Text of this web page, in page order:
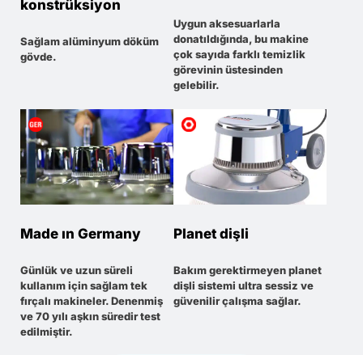
konstrüksiyon
Sağlam alüminyum döküm
gövde.
Uygun aksesuarlarla
donatıldığında, bu makine
çok sayıda farklı temizlik
görevinin üstesinden
gelebilir.
Made ın Germany
Günlük ve uzun süreli
kullanım için sağlam tek
fırçalı makineler. Denenmiş
ve 70 yılı aşkın süredir test
edilmiştir.
Planet dişli
Bakım gerektirmeyen planet
dişli sistemi ultra sessiz ve
güvenilir çalışma sağlar.